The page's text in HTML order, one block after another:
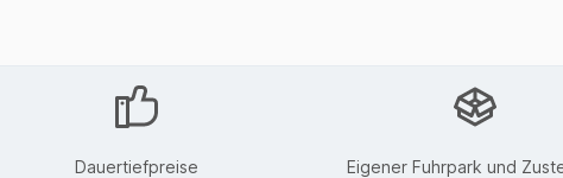
Dauertiefpreise Eigener Fuhrpark und